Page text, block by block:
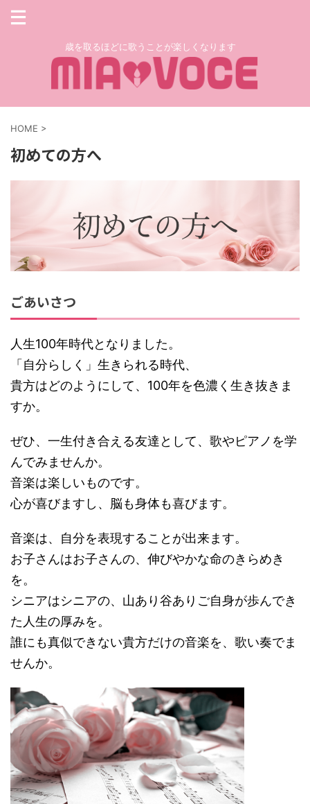
歳を取るほどに歌うことが楽しくなります
HOME >
初めての方へ
ごあいさつ
人生100年時代となりました。
「自分らしく」生きられる時代、
貴方はどのようにして、100年を色濃く生き抜きま
すか。
ぜひ、一生付き合える友達として、歌やピアノを学
んでみませんか。
音楽は楽しいものです。
心が喜びますし、脳も身体も喜びます。
音楽は、自分を表現することが出来ます。
お子さんはお子さんの、伸びやかな命のきらめき
を。
シニアはシニアの、山あり谷ありご自身が歩んでき
た人生の厚みを。
誰にも真似できない貴方だけの音楽を、歌い奏でま
せんか。